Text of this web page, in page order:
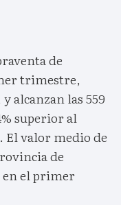
de
trimestre,
alcanzan las 559
superior al
El valor medio de
de
en el primer